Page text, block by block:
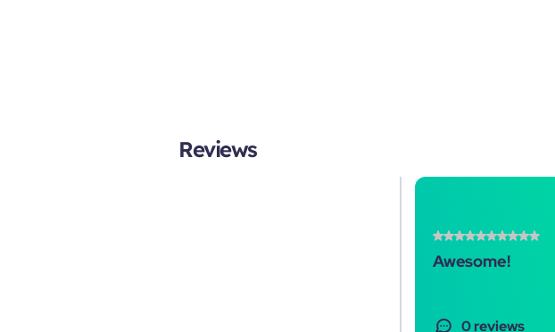
Reviews
Awesome!
0 reviews